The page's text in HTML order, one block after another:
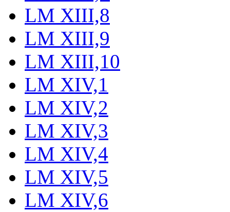
LM XIII,8
LM XIII,9
LM XIII,10
LM XIV,1
LM XIV,2
LM XIV,3
LM XIV,4
LM XIV,5
LM XIV,6